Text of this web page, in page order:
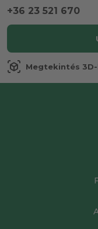
+36 23 521 670
view_in_ar Megtekintés